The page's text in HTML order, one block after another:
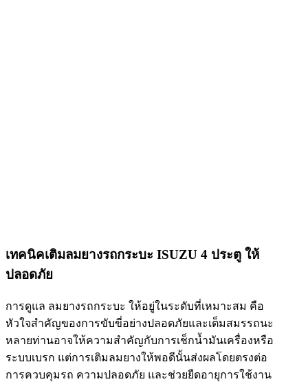
เทคนิคเติมลมยางรถกระบะ ISUZU 4 ประตู ให้
ปลอดภัย
การดูแล ลมยางรถกระบะ ให้อยู่ในระดับที่เหมาะสม คือ
หัวใจสำคัญของการขับขี่อย่างปลอดภัยและเต็มสมรรถนะ
หลายท่านอาจให้ความสำคัญกับการเช็กน้ำมันเครื่องหรือ
ระบบเบรก แต่การเติมลมยางให้พอดีนั้นส่งผลโดยตรงต่อ
การควบคุมรถ ความปลอดภัย และช่วยยืดอายุการใช้งาน